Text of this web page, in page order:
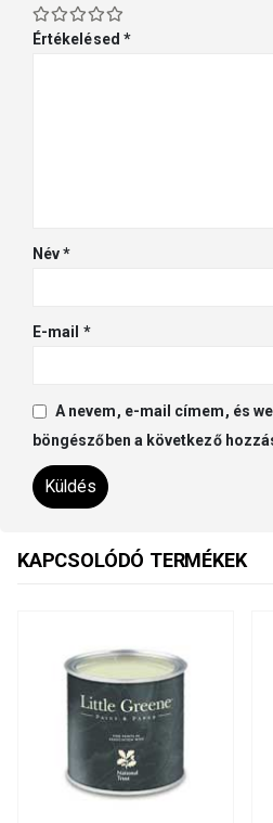
Értékelésed *
Név*
E-mail *
A nevem, e-mail címem, és
böngészőben a következő
KAPCSOLÓDÓ TERMÉKEK